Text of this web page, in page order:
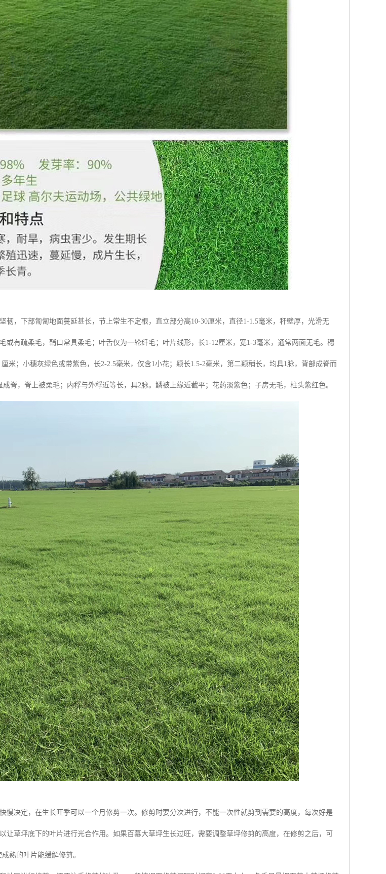
韧，下部匍匐地面蔓延甚长，节上常生不定根，直立部分高10-30厘米，直径1-1.5毫米，秆壁厚，光滑无
或有疏柔毛，鞘口常具柔毛；叶舌仅为一轮纤毛；叶片线形，长1-12厘米，宽1-3毫米，通常两面无毛。穗
米；小穗灰绿色或带紫色，长2-2.5毫米，仅含1小花；颖长1.5-2毫米，第二颖稍长，均具1脉，背部成脊而
脊，脊上被柔毛；内稃与外稃近等长，具2脉。鳞被上缘近截平；花药淡紫色；子房无毛，柱头紫红色。
慢决定，在生长旺季可以一个月修剪一次。修剪时要分次进行，不能一次性就剪到需要的高度，每次好是
让草坪底下的叶片进行光合作用。如果百慕大草坪生长过旺，需要调整草坪修剪的高度，在修剪之后，可
熟的叶片能缓解修剪。